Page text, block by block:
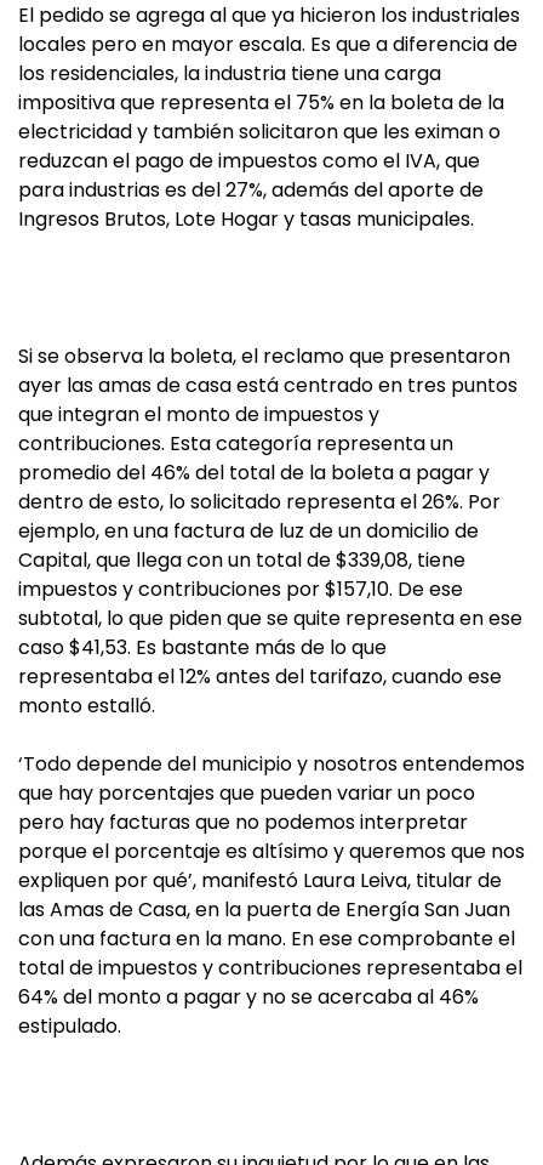
El pedido se agrega al que ya hicieron los industriales
locales pero en mayor escala. Es que a diferencia de
los residenciales, la industria tiene una carga
impositiva que representa el 75% en la boleta de la
electricidad y también solicitaron que les eximan o
reduzcan el pago de impuestos como el IVA, que
para industrias es del 27%, además del aporte de
Ingresos Brutos, Lote Hogar y tasas municipales.
Si se observa la boleta, el reclamo que presentaron
ayer las amas de casa está centrado en tres puntos
que integran el monto de impuestos y
contribuciones. Esta categoría representa un
promedio del 46% del total de la boleta a pagar y
dentro de esto, lo solicitado representa el 26%. Por
ejemplo, en una factura de luz de un domicilio de
Capital, que llega con un total de $339,08, tiene
impuestos y contribuciones por $157,10. De ese
subtotal, lo que piden que se quite representa en ese
caso $41,53. Es bastante más de lo que
representaba el 12% antes del tarifazo, cuando ese
monto estalló.
‘Todo depende del municipio y nosotros entendemos
que hay porcentajes que pueden variar un poco
pero hay facturas que no podemos interpretar
porque el porcentaje es altísimo y queremos que nos
expliquen por qué’, manifestó Laura Leiva, titular de
las Amas de Casa, en la puerta de Energía San Juan
con una factura en la mano. En ese comprobante el
total de impuestos y contribuciones representaba el
64% del monto a pagar y no se acercaba al 46%
estipulado.